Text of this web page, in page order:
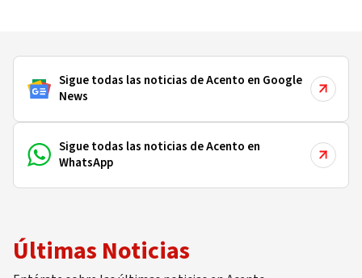
Sigue todas las noticias de Acento en Google
News
Sigue todas las noticias de Acento en
WhatsApp